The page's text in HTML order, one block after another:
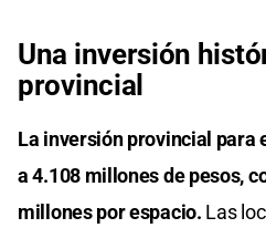
Una inversión
provincial
La inversión provincial para
a 4.108 millones de pesos,
millones por espacio. Las